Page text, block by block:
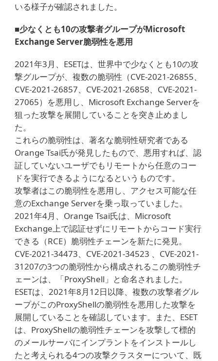
いる様子が確認されました。
■少なくとも10の攻撃者グループがMicrosoft
Exchange Server脆弱性を悪用
2021年3月、ESETは、世界中で少なくとも10の攻
撃グループが、複数の脆弱性（CVE-2021-26855、
CVE-2021-26857、CVE-2021-26858、CVE-2021-
27065）を悪用し、Microsoft Exchange Serverを
狙った攻撃を展開していることを突き止めまし
た。
これらの脆弱性は、著名な脆弱性研究者である
Orange Tsai氏が発見したもので、悪用すれば、認
証していないユーザでもリモートから任意のコー
ドを実行できるようになるというものです。
攻撃者はこの脆弱性を悪用し、アクセス可能な任
意のExchange Serverを乗っ取っていました。
2021年4月、Orange Tsai氏は、Microsoft
Exchange上で認証せずにリモートからコード実行
できる（RCE）脆弱性チェーンを新たに発見。
CVE-2021-34473、CVE-2021-34523 、CVE-2021-
31207の3つの脆弱性から構成されるこの脆弱性チ
ェーンは、「ProxyShell」と命名されました。
ESETは、2021年8月12日以降、複数の攻撃者グル
ープがこのProxyShellの脆弱性を悪用した攻撃を
展開していることを確認しています。また、ESET
は、ProxyShellの脆弱性チェーンを攻撃して標的
のメールサーバにインプラントをインストールし
たと考えられる4つの攻撃クラスターについて、既